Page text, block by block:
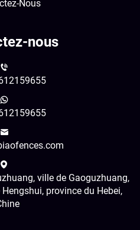
Nous
nous
ville de Gaoguzhuang,
province du Hebei,